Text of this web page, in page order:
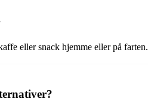
eller snack hjemme eller på farten.